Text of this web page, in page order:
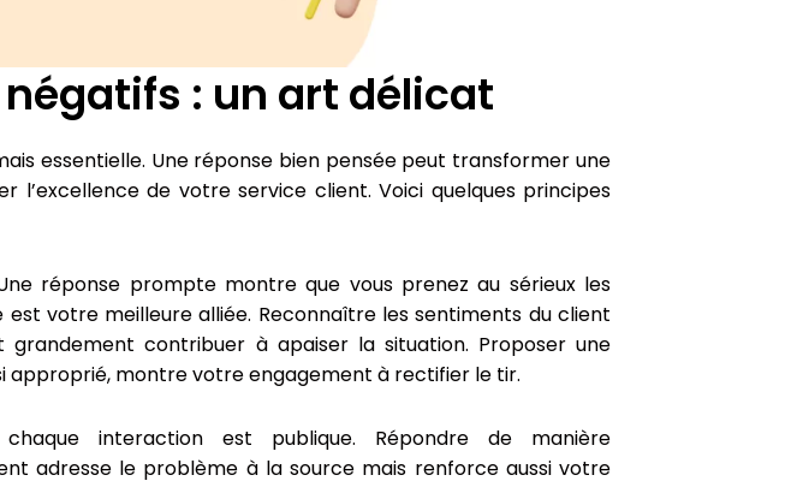
: un art délicat
essentielle. Une réponse bien pensée peut transformer une
l’excellence de votre service client. Voici quelques principes
réponse prompte montre que vous prenez au sérieux les
est votre meilleure alliée. Reconnaître les sentiments du client
contribuer à apaiser la situation. Proposer une
approprié, montre votre engagement à rectifier le tir.
interaction est publique. Répondre de manière
adresse le problème à la source mais renforce aussi votre